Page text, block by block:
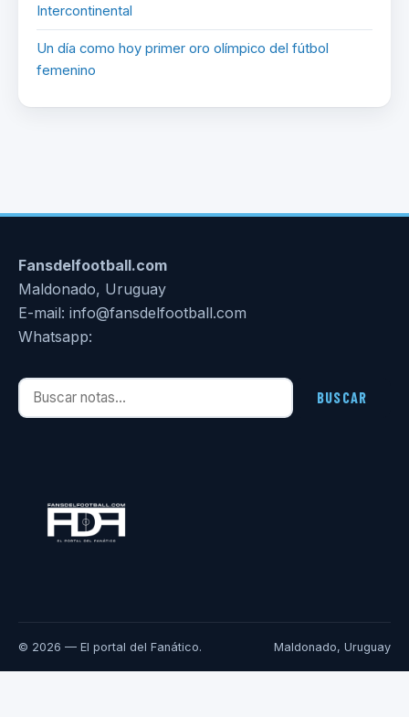
Intercontinental
Un día como hoy primer oro olímpico del fútbol
femenino
Fansdelfootball.com
Maldonado, Uruguay
E-mail: info@fansdelfootball.com
Whatsapp:
Buscar notas BUSCAR
© 2026 — El portal del Fanático. Maldonado, Uruguay